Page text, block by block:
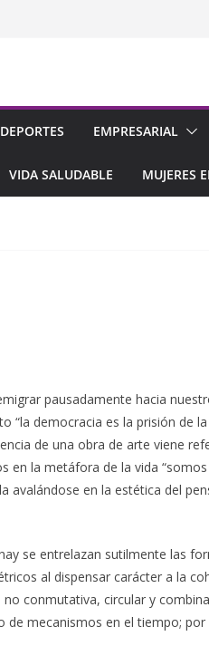
DEPORTES EMPRESARIAL
VIDA SALUDABLE MUJERES
pausadamente hacia
“la democracia es la prisión de
de una obra de arte viene
en la metáfora de la vida
avalándose en la estética del
se entrelazan sutilmente las
al dispensar carácter a la
conmutativa, circular y
mecanismos en el tiempo;